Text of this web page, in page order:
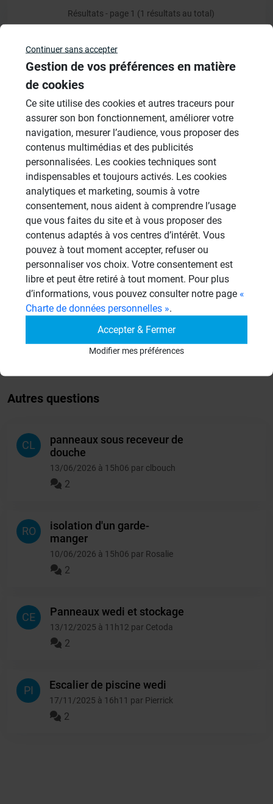
Résultats - page 1 (1 résultats au total)
Veuillez vous connecterpour répondre à ce sujet
Sujets
Aménagement Agencement
Revêtement Finition
19 Sujets
Douches à l'Italienne
1485 Sujets
Cabines de hammam
26 Sujets
Systèmes de panneaux à carreler
1206 Sujets
Autres questions
CL
panneaux sous receveur de
douche
13/06/2026 à 15h06 par clbouch
2
RO
isolation d'un garde-
manger
10/06/2026 à 15h06 par Rosalie
2
CE Panneaux wedi et stockage
13/12/2025 à 11h12 par Cetoda
2
PI Escalier de piscine wedi
17/11/2025 à 16h11 par Pierrick
2
Continuer sans accepter
Gestion de vos préférences en matière
de cookies
Ce site utilise des cookies et autres traceurs pour
assurer son bon fonctionnement, améliorer votre
navigation, mesurer l’audience, vous proposer des
contenus multimédias et des publicités
personnalisées. Les cookies techniques sont
indispensables et toujours activés. Les cookies
analytiques et marketing, soumis à votre
consentement, nous aident à comprendre l’usage
que vous faites du site et à vous proposer des
contenus adaptés à vos centres d’intérêt. Vous
pouvez à tout moment accepter, refuser ou
personnaliser vos choix. Votre consentement est
libre et peut être retiré à tout moment. Pour plus
d’informations, vous pouvez consulter notre page «
Charte de données personnelles ».
Accepter & Fermer
Modifier mes préférences